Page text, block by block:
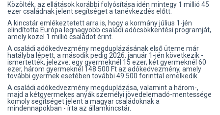
Közölték, az ellátások korábbi folyósítása idén mintegy 1 millió 45
ezer családnak jelent segítséget a tanévkezdés előtt.
A kincstár emlékeztetett arra is, hogy a kormány július 1-jén
elindította Európa legnagyobb családi adócsökkentési programját,
amely közel 1 millió családot érint.
A családi adókedvezmény megduplázásának első üteme már
hatályba lépett, a második pedig 2026. január 1-jén következik -
ismertették, jelezve: egy gyermeknél 15 ezer, két gyermeknél 60
ezer, három gyermeknél 148 500 Ft az adókedvezmény, amely
további gyermek esetében további 49 500 forinttal emelkedik.
A családi adókedvezmény megduplázása, valamint a három-,
majd a kétgyermekes anyák személyi jövedelemadó-mentessége
komoly segítséget jelent a magyar családoknak a
mindennapokban - írta az államkincstár.